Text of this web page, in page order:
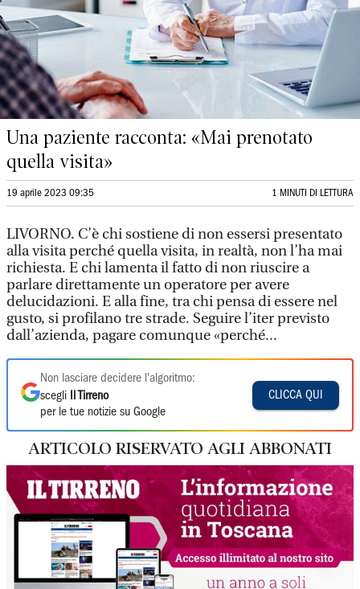
Una paziente racconta: «Mai prenotato
quella visita»
19 aprile 2023 09:35 1 MINUTI DI LETTURA
LIVORNO. C’è chi sostiene di non essersi presentato
alla visita perché quella visita, in realtà, non l’ha mai
richiesta. E chi lamenta il fatto di non riuscire a
parlare direttamente un operatore per avere
delucidazioni. E alla fine, tra chi pensa di essere nel
gusto, si profilano tre strade. Seguire l’iter previsto
dall’azienda, pagare comunque «perché...
Non lasciare decidere l'algoritmo:
scegli
Il Tirreno
per le tue notizie su Google
CLICCA QUI
ARTICOLO RISERVATO AGLI ABBONATI